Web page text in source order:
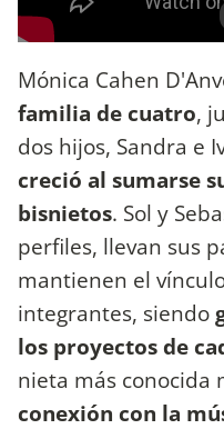
Mónica Cahen
familia de cuatro,
dos hijos, Sandra e
creció al sumarse
bisnietos. Sol y
perfiles, llevan sus
mantienen el
integrantes, siendo
los proyectos de
nieta más conocida
conexión con la